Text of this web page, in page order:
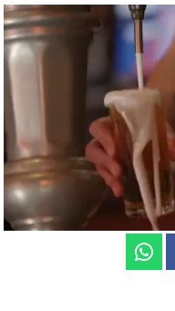
Aumenta el 'consumo de
personas se
Sonsoles
Publicado:16